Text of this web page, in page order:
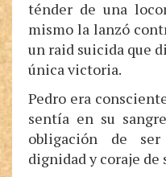
ténder de una
mismo la lanzó
un raid suicida que
única victoria.
Pedro era
sentía en su
obligación de
dignidad y coraje de